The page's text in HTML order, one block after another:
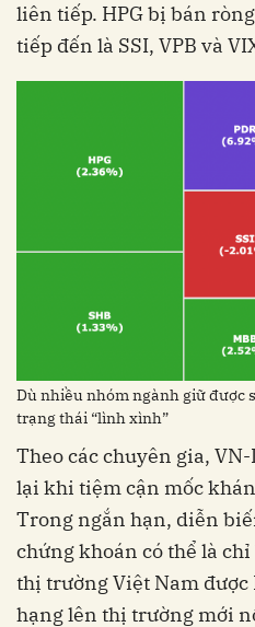
liên tiếp. HPG bị bán
tiếp đến là SSI, VPB và
Dù nhiều nhóm ngành giữ được
trạng thái “lình xình”
Theo các chuyên gia,
lại khi tiệm cận mốc
Trong ngắn hạn, diễn
chứng khoán có thể là
thị trường Việt Nam được
hạng lên thị trường mới